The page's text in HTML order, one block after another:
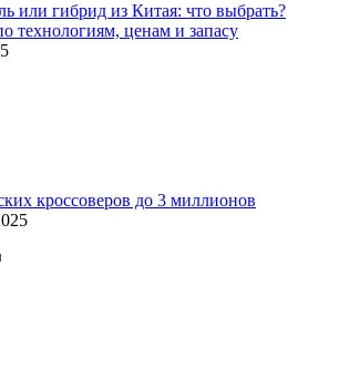
или гибрид из Китая: что выбрать?
технологиям, ценам и запасу
кроссоверов до 3 миллионов